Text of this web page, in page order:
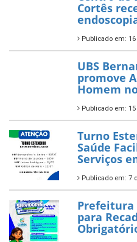
Cortês
Publicado em:
UBS
promove
Homem
Publicado em:
Turno
Saúde
Serviços
Publicado em: 7
Prefeitura
para